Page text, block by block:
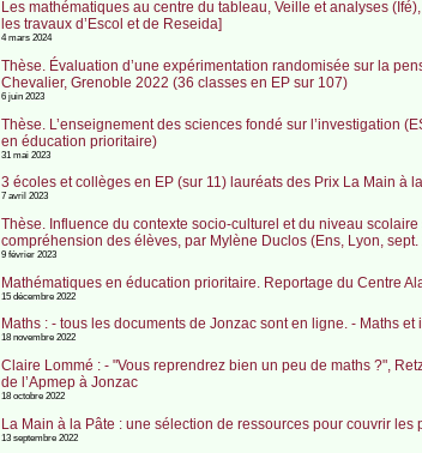
Les mathématiques au centre du tableau, Veille et analyses
les travaux d’Escol et de Reseida]
4 mars 2024
Thèse. Évaluation d’une expérimentation randomisée sur la
Chevalier, Grenoble 2022 (36 classes en EP sur 107)
6 juin 2023
Thèse. L’enseignement des sciences fondé sur l’investigation
en éducation prioritaire)
31 mai 2023
3 écoles et collèges en EP (sur 11) lauréats des Prix La Main à
7 avril 2023
Thèse. Influence du contexte socio-culturel et du niveau
compréhension des élèves, par Mylène Duclos (Ens, Lyon, sept.
9 février 2023
Mathématiques en éducation prioritaire. Reportage du Centre
15 décembre 2022
Maths : - tous les documents de Jonzac sont en ligne. - Maths
18 novembre 2022
Claire Lommé : - "Vous reprendrez bien un peu de maths ?",
de l’Apmep à Jonzac
18 octobre 2022
La Main à la Pâte : une sélection de ressources pour couvrir les
13 septembre 2022